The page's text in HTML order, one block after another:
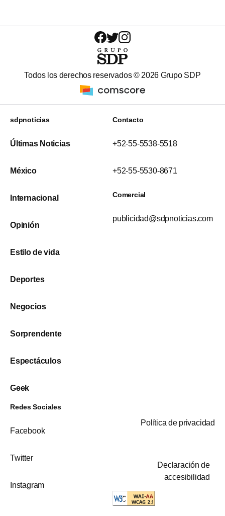
Todos los derechos reservados ©2026 Grupo SDP
sdpnoticias
Últimas Noticias
México
Internacional
Opinión
Estilo de vida
Deportes
Negocios
Sorprendente
Espectáculos
Geek
Contacto
+52-55-5538-5518
+52-55-5530-8671
Comercial
publicidad@sdpnoticias.com
Redes Sociales
Facebook
Twitter
Instagram
Política de privacidad
Declaración de
accesibilidad